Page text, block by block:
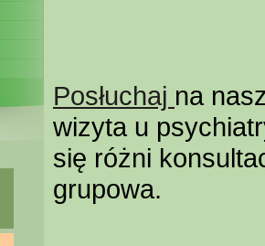
Posłuchaj na
wizyta u
się różni
grupowa.